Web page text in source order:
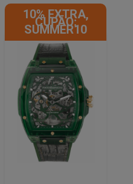
10% EXTRA,
CUPÃO:
SUMMER10